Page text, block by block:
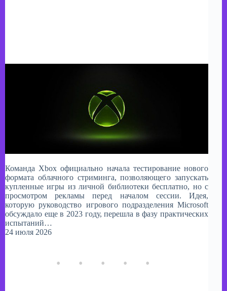
Команда Xbox официально начала тестирование нового
формата облачного стриминга, позволяющего запускать
купленные игры из личной библиотеки бесплатно, но с
просмотром рекламы перед началом сессии. Идея,
которую руководство игрового подразделения Microsoft
обсуждало еще в 2023 году, перешла в фазу практических
испытаний…
24 июля 2026